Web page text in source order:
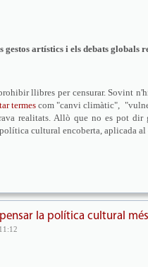
gestos artístics i els debats globals
llibres per censurar. Sovint
termes com "canvi climàtic",
realitats. Allò que no es pot
cultural encoberta, aplicada al
la política cultural